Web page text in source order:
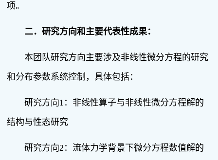
项。
二．研究方向和主要代表性成果：
本团队研究方向主要涉及非线性微分方程的研究
和分布参数系统控制，具体包括：
研究方向1：非线性算子与非线性微分方程解的
结构与性态研究
研究方向2：流体力学背景下微分方程数值解的